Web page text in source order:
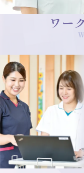
ワー